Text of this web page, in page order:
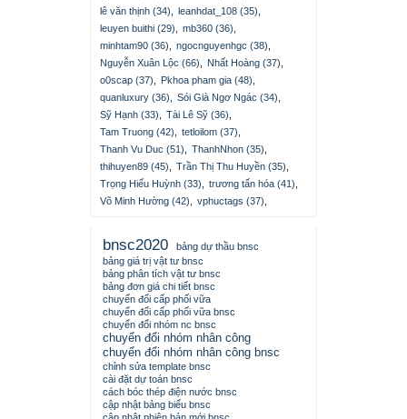
lê văn thịnh (34)
leanhdat_108 (35)
leuyen buithi (29)
mb360 (36)
minhtam90 (36)
ngocnguyenhgc (38)
Nguyễn Xuân Lộc (66)
Nhất Hoàng (37)
o0scap (37)
Pkhoa pham gia (48)
quanluxury (36)
Sói Già Ngơ Ngác (34)
Sỹ Hạnh (33)
Tài Lê Sỹ (36)
Tam Truong (42)
tetloilom (37)
Thanh Vu Duc (51)
ThanhNhon (35)
thihuyen89 (45)
Trần Thị Thu Huyền (35)
Trọng Hiếu Huỳnh (33)
trương tấn hóa (41)
Võ Minh Hường (42)
vphuctags (37)
bnsc2020
bảng dự thầu bnsc
bảng giá trị vật tư bnsc
bảng phân tích vật tư bnsc
bảng đơn giá chi tiết bnsc
chuyển đổi cấp phối vữa
chuyển đổi cấp phối vữa bnsc
chuyển đổi nhóm nc bnsc
chuyển đổi nhóm nhân công
chuyển đổi nhóm nhân công bnsc
chỉnh sửa template bnsc
cài đặt dự toán bnsc
cách bóc thép điện nước bnsc
cập nhật bảng biểu bnsc